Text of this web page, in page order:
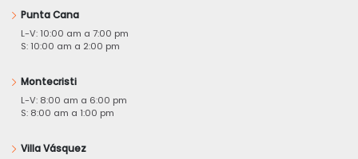
Punta Cana
L-V: 10:00 am a 7:00 pm
S: 10:00 am a 2:00 pm
Montecristi
L-V: 8:00 am a 6:00 pm
S: 8:00 am a 1:00 pm
Villa Vásquez